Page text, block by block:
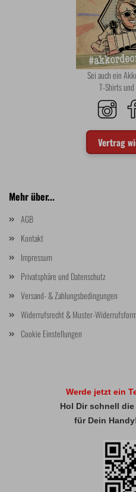
Sei auch ein
T-Shirts und
Vertrag
Mehr über...
AGB
Kontakt
Impressum
Privatsphäre und Datenschutz
Versand- & Zahlungsbedingungen
Widerrufsrecht & Muster-
Cookie Einstellungen
Werde jetzt ein
Hol Dir schnell
für Dein